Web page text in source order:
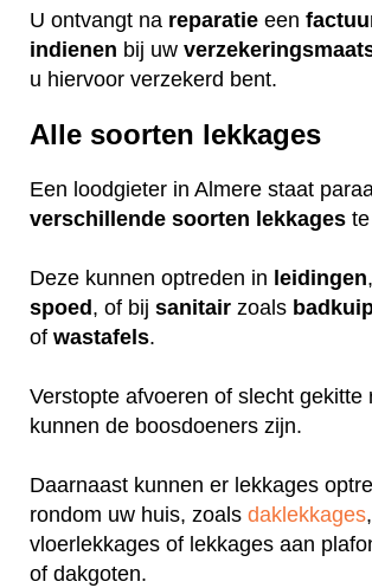
U ontvangt na reparatie een
indienen bij uw
u hiervoor verzekerd bent.
Alle soorten lekkages
Een loodgieter in Almere staat
verschillende soorten lekkages
Deze kunnen optreden in leidingen
spoed, of bij sanitair zoals
of wastafels.
Verstopte afvoeren of slecht gekitte
kunnen de boosdoeners zijn.
Daarnaast kunnen er lekkages
rondom uw huis, zoals daklekkages,
vloerlekkages of lekkages aan
of dakgoten.